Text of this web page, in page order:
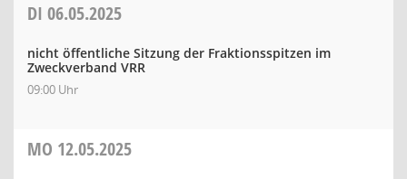
DI 06.05.2025
nicht öffentliche Sitzung der Fraktionsspitzen im
Zweckverband VRR
09:00 Uhr
MO 12.05.2025